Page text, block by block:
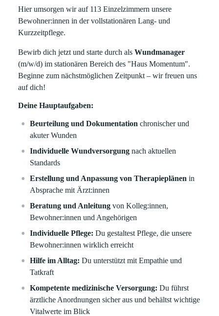
Hier umsorgen wir auf 113 Einzelzimmern unsere
Bewohner:innen in der vollstationären Lang- und
Kurzzeitpflege.
Bewirb dich jetzt und starte durch alsWundmanager
(m/w/d) im stationären Bereich des "Haus Momentum".
Beginne zum nächstmöglichen Zeitpunkt – wir freuen uns
auf dich!
Deine Hauptaufgaben:
Beurteilung und Dokumentation chronischer und
akuter Wunden
Individuelle Wundversorgung nach aktuellen
Standards
Erstellung und Anpassung von Therapieplänen in
Absprache mit Ärzt:innen
Beratung und Anleitung von Kolleg:innen,
Bewohner:innen und Angehörigen
Individuelle Pflege: Du gestaltest Pflege, die unsere
Bewohner:innen wirklich erreicht
Hilfe im Alltag: Du unterstützt mit Empathie und
Tatkraft
Kompetente medizinische Versorgung:Du führst
ärztliche Anordnungen sicher aus und behältst wichtige
Vitalwerte im Blick